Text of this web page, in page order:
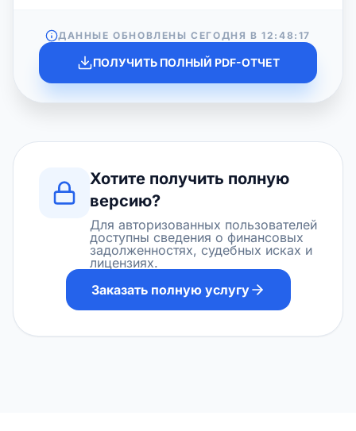
ДАННЫЕ ОБНОВЛЕНЫ СЕГОДНЯ В12:48:17
ПОЛУЧИТЬ ПОЛНЫЙ PDF-ОТЧЕТ
Хотите получить полную
версию?
Для авторизованных пользователей
доступны сведения о финансовых
задолженностях, судебных исках и
лицензиях.
Заказать полную услугу